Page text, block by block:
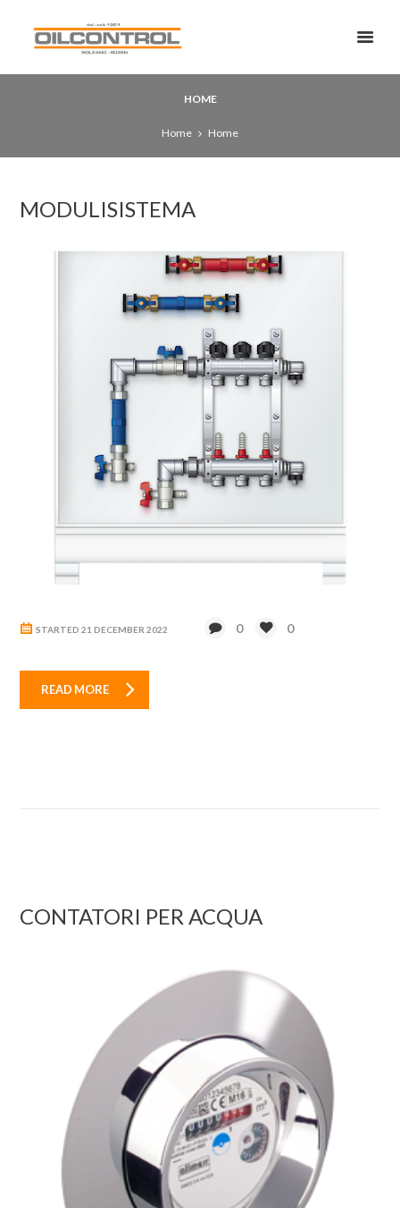
HOME
Home Home
MODULISISTEMA
STARTED 21 DECEMBER 2022 0 0
READ MORE
CONTATORI PER ACQUA